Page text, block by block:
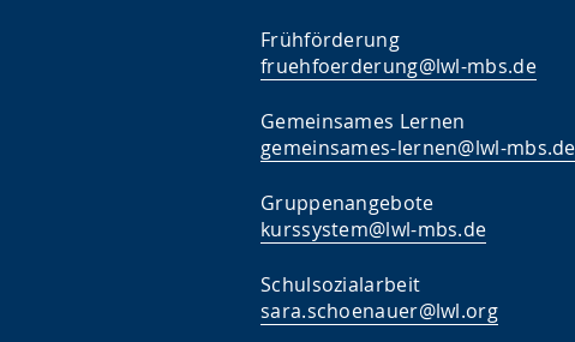
Frühförderung
fruehfoerderung@lwl-mbs.de
Gemeinsames Lernen
gemeinsames-lernen@lwl-mbs.de
Gruppenangebote
kurssystem@lwl-mbs.de
Schulsozialarbeit
sara.schoenauer@lwl.org